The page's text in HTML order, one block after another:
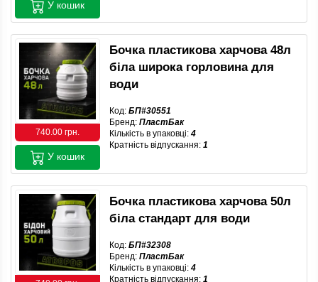
У кошик
740.00 грн.
Бочка пластикова харчова 48л
біла широка горловина для
води
Код: БП#30551
Бренд: ПластБак
Кількість в упаковці: 4
Кратність відпускання: 1
У кошик
Бочка пластикова харчова 50л
біла стандарт для води
Код: БП#32308
Бренд: ПластБак
Кількість в упаковці: 4
Кратність відпускання: 1